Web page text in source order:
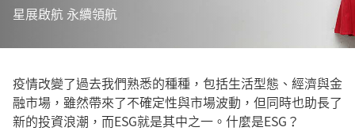
星展啟航 永續領航
疫情改變了過去我們熟悉的種種，包括生活型態、經濟與金
融市場，雖然帶來了不確定性與市場波動，但同時也助長了
新的投資浪潮，而ESG就是其中之一。什麼是ESG？